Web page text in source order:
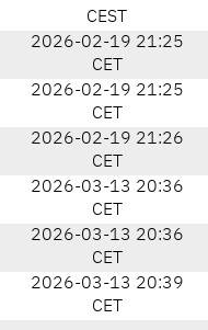
CEST
2026-02-19 21:25
CET
2026-02-19 21:25
CET
2026-02-19 21:26
CET
2026-03-13 20:36
CET
2026-03-13 20:36
CET
2026-03-13 20:39
CET